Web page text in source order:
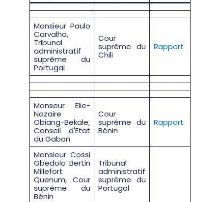
Monsieur Paulo
Carvalho,
Tribunal
administratif
suprême du
Portugal
Cour
suprême du
Chili
Rapport
Monseur Elie-
Nazaire
Obiang-Bekale,
Conseil d'Etat
du Gabon
Cour
suprême du
Bénin
Rapport
Monsieur Cossi
Gbedolo Bertin
Millefort
Quenum, Cour
suprême du
Bénin
Tribunal
administratif
suprême du
Portugal